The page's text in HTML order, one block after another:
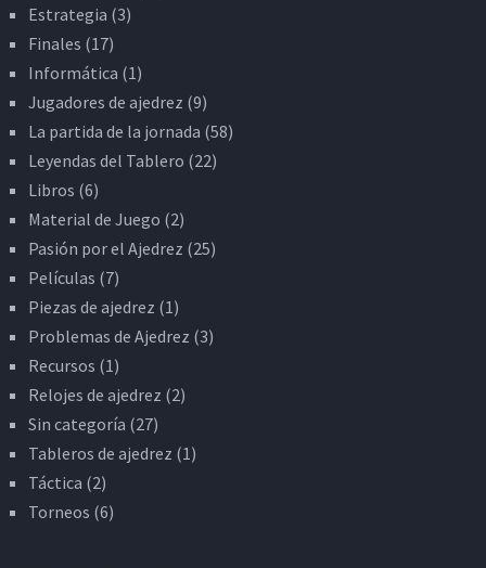
Estrategia (3)
Finales (17)
Informática (1)
Jugadores de ajedrez (9)
La partida de la jornada (58)
Leyendas del Tablero (22)
Libros (6)
Material de Juego (2)
Pasión por el Ajedrez (25)
Películas (7)
Piezas de ajedrez (1)
Problemas de Ajedrez (3)
Recursos (1)
Relojes de ajedrez (2)
Sin categoría (27)
Tableros de ajedrez (1)
Táctica (2)
Torneos (6)